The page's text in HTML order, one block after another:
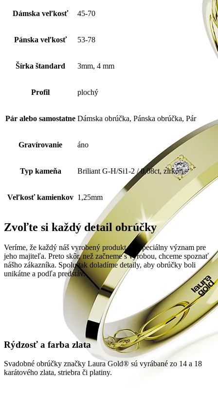
Dámska veľkosť 45-70
Pánska veľkosť 53-78
Šírka štandard 3mm, 4 mm
Profil plochý
Pár alebo samostatne Dámska obrúčka, Pánska obrúčka, Pár
Gravírovanie áno
Typ kameňa Briliant G-H/Si1-2 / 0,08ct, zirkón
Veľkosť kamienkov 1,25mm
Zvoľte si každý detail obrúčky
Veríme, že každý náš vyrobený produkt má špeciálny význam pre
jeho majiteľa. Preto skôr, než začneme s výrobou, chceme spoznať
nášho zákazníka. Spolu tak doladíme detaily, aby obrúčky boli
unikátne a podľa predstáv.
Rýdzosť a farba zlata
Svadobné obrúčky značky Laura Gold® sú vyrábané zo 14 a 18
karátového zlata, striebra či platiny.